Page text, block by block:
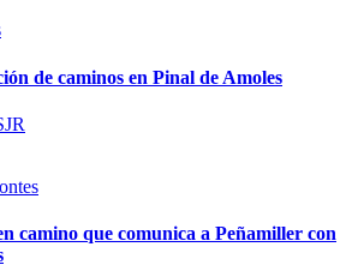
de caminos en Pinal de Amoles
camino que comunica a Peñamiller con